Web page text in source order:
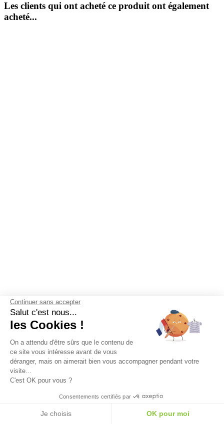
Les clients qui ont acheté ce produit ont également
acheté...
Continuer sans accepter
Salut c'est nous...
les Cookies !
On a attendu d'être sûrs que le contenu de
ce site vous intéresse avant de vous
déranger, mais on aimerait bien vous accompagner pendant votre
visite...
C'est OK pour vous ?
Consentements certifiés par
Je choisis OK pour moi